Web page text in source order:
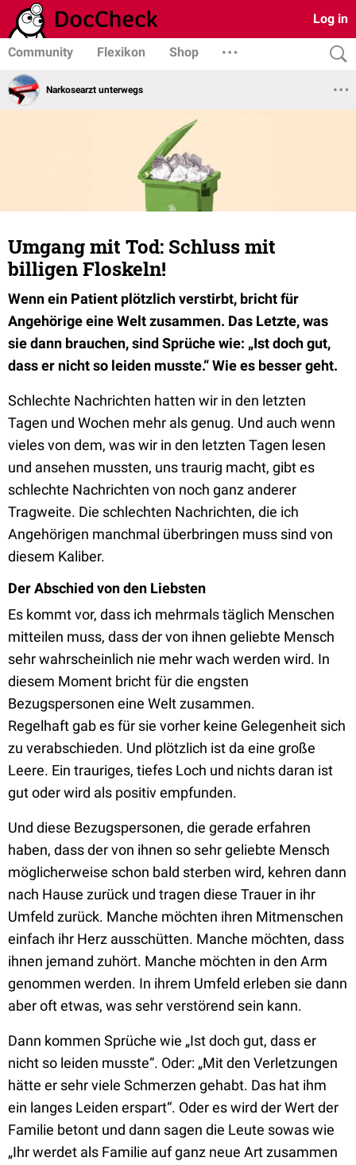
Log in
Community Flexikon Shop
Narkosearzt unterwegs
Umgang mit Tod: Schluss mit
billigen Floskeln!
Wenn ein Patient plötzlich verstirbt, bricht für
Angehörige eine Welt zusammen. Das Letzte, was
sie dann brauchen, sind Sprüche wie: „Ist doch gut,
dass er nicht so leiden musste.“ Wie es besser geht.
Schlechte Nachrichten hatten wir in den letzten
Tagen und Wochen mehr als genug. Und auch wenn
vieles von dem, was wir in den letzten Tagen lesen
und ansehen mussten, uns traurig macht, gibt es
schlechte Nachrichten von noch ganz anderer
Tragweite. Die schlechten Nachrichten, die ich
Angehörigen manchmal überbringen muss sind von
diesem Kaliber.
Der Abschied von den Liebsten
Es kommt vor, dass ich mehrmals täglich Menschen
mitteilen muss, dass der von ihnen geliebte Mensch
sehr wahrscheinlich nie mehr wach werden wird. In
diesem Moment bricht für die engsten
Bezugspersonen eine Welt zusammen.
Regelhaft gab es für sie vorher keine Gelegenheit sich
zu verabschieden. Und plötzlich ist da eine große
Leere. Ein trauriges, tiefes Loch und nichts daran ist
gut oder wird als positiv empfunden.
Und diese Bezugspersonen, die gerade erfahren
haben, dass der von ihnen so sehr geliebte Mensch
möglicherweise schon bald sterben wird, kehren dann
nach Hause zurück und tragen diese Trauer in ihr
Umfeld zurück. Manche möchten ihren Mitmenschen
einfach ihr Herz ausschütten. Manche möchten, dass
ihnen jemand zuhört. Manche möchten in den Arm
genommen werden. In ihrem Umfeld erleben sie dann
aber oft etwas, was sehr verstörend sein kann.
Dann kommen Sprüche wie „Ist doch gut, dass er
nicht so leiden musste“. Oder: „Mit den Verletzungen
hätte er sehr viele Schmerzen gehabt. Das hat ihm
ein langes Leiden erspart“. Oder es wird der Wert der
Familie betont und dann sagen die Leute sowas wie
„Ihr werdet als Familie auf ganz neue Art zusammen